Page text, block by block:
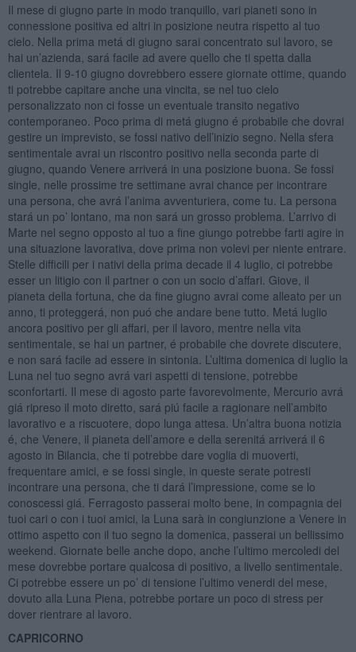
Il mese di giugno parte in modo tranquillo, vari pianeti sono in
connessione positiva ed altri in posizione neutra rispetto al tuo
cielo. Nella prima metá di giugno sarai concentrato sul lavoro, se
hai un’azienda, sará facile ad avere quello che ti spetta dalla
clientela. Il 9-10 giugno dovrebbero essere giornate ottime, quando
ti potrebbe capitare anche una vincita, se nel tuo cielo
personalizzato non ci fosse un eventuale transito negativo
contemporaneo. Poco prima di metá giugno é probabile che dovrai
gestire un imprevisto, se fossi nativo dell’inizio segno. Nella sfera
sentimentale avrai un riscontro positivo nella seconda parte di
giugno, quando Venere arriverá in una posizione buona. Se fossi
single, nelle prossime tre settimane avrai chance per incontrare
una persona, che avrá l’anima avventuriera, come tu. La persona
stará un po’ lontano, ma non sará un grosso problema. L’arrivo di
Marte nel segno opposto al tuo a fine giungo potrebbe farti agire in
una situazione lavorativa, dove prima non volevi per niente entrare.
Stelle difficili per i nativi della prima decade il 4 luglio, ci potrebbe
esser un litigio con il partner o con un socio d’affari. Giove, il
pianeta della fortuna, che da fine giugno avrai come alleato per un
anno, ti proteggerá, non puó che andare bene tutto. Metá luglio
ancora positivo per gli affari, per il lavoro, mentre nella vita
sentimentale, se hai un partner, é probabile che dovrete discutere,
e non sará facile ad essere in sintonia. L’ultima domenica di luglio la
Luna nel tuo segno avrá vari aspetti di tensione, potrebbe
sconfortarti. Il mese di agosto parte favorevolmente, Mercurio avrá
giá ripreso il moto diretto, sará piú facile a ragionare nell’ambito
lavorativo e a riscuotere, dopo lunga attesa. Un’altra buona notizia
é, che Venere, il pianeta dell’amore e della serenitá arriverá il 6
agosto in Bilancia, che ti potrebbe dare voglia di muoverti,
frequentare amici, e se fossi single, in queste serate potresti
incontrare una persona, che ti dará l’impressione, come se lo
conoscessi giá. Ferragosto passerai molto bene, in compagnia dei
tuoi cari o con i tuoi amici, la Luna sarà in congiunzione a Venere in
ottimo aspetto con il tuo segno la domenica, passerai un bellissimo
weekend. Giornate belle anche dopo, anche l’ultimo mercoledi del
mese dovrebbe portare qualcosa di positivo, a livello sentimentale.
Ci potrebbe essere un po’ di tensione l’ultimo venerdi del mese,
dovuto alla Luna Piena, potrebbe portare un poco di stress per
dover rientrare al lavoro.
CAPRICORNO